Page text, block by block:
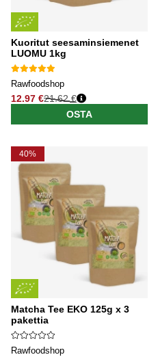
Kuoritut seesaminsiemenet
LUOMU 1kg
Rawfoodshop
12.97 €
Normaali hinta
21.62 €
OSTA
40%
Matcha Tee EKO 125g x 3
pakettia
Rawfoodshop